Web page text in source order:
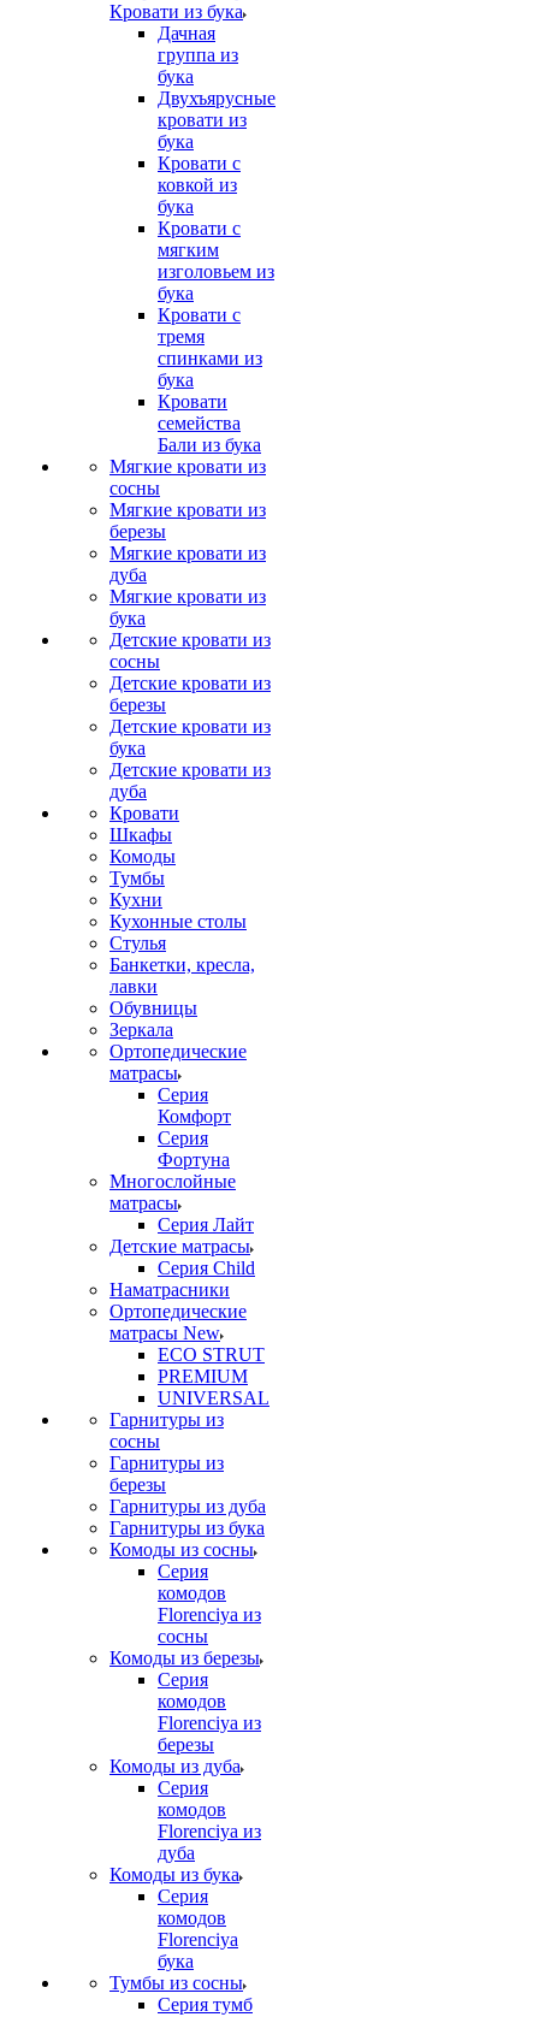
Кровати из бука
Дачная
группа из
бука
Двухъярусные
кровати из
бука
Кровати с
ковкой из
бука
Кровати с
мягким
изголовьем из
бука
Кровати с
тремя
спинками из
бука
Кровати
семейства
Бали из бука
Мягкие кровати из
сосны
Мягкие кровати из
березы
Мягкие кровати из
дуба
Мягкие кровати из
бука
Детские кровати из
сосны
Детские кровати из
березы
Детские кровати из
бука
Детские кровати из
дуба
Кровати
Шкафы
Комоды
Тумбы
Кухни
Кухонные столы
Стулья
Банкетки, кресла,
лавки
Обувницы
Зеркала
Ортопедические
матрасы
Серия
Комфорт
Серия
Фортуна
Многослойные
матрасы
Серия Лайт
Детские матрасы
Серия Child
Наматрасники
Ортопедические
матрасы New
ECO STRUT
PREMIUM
UNIVERSAL
Гарнитуры из
сосны
Гарнитуры из
березы
Гарнитуры из дуба
Гарнитуры из бука
Комоды из сосны
Серия
комодов
Florenciya из
сосны
Комоды из березы
Серия
комодов
Florenciya из
березы
Комоды из дуба
Серия
комодов
Florenciya из
дуба
Комоды из бука
Серия
комодов
Florenciya
бука
Тумбы из сосны
Серия тумб